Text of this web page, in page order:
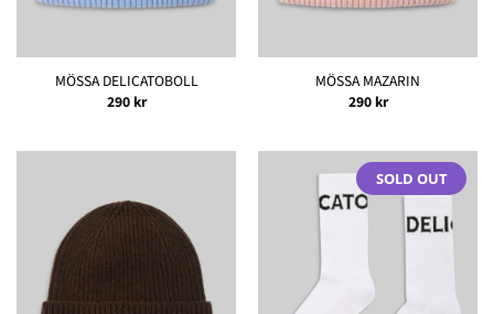
MÖSSA DELICATOBOLL
290kr
MÖSSA MAZARIN
290kr
SOLD OUT